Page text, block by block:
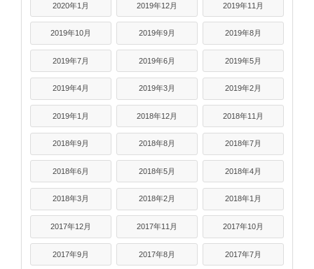
2020年1月 2019年12月 2019年11月
2019年10月 2019年9月 2019年8月
2019年7月 2019年6月 2019年5月
2019年4月 2019年3月 2019年2月
2019年1月 2018年12月 2018年11月
2018年9月 2018年8月 2018年7月
2018年6月 2018年5月 2018年4月
2018年3月 2018年2月 2018年1月
2017年12月 2017年11月 2017年10月
2017年9月 2017年8月 2017年7月